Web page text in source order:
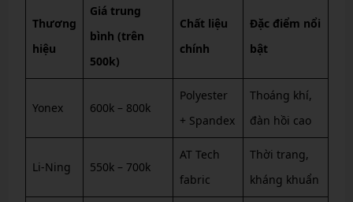
Thương
hiệu
Giá trung
bình (trên
500k)
Chất liệu
chính
Đặc điểm nổi
bật
Yonex 600k – 800k
Polyester
+ Spandex
Thoáng khí,
đàn hồi cao
Li-Ning 550k – 700k
AT Tech
fabric
Thời trang,
kháng khuẩn